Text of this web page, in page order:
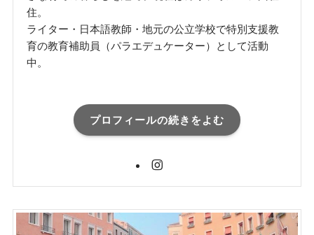
住。
ライター・日本語教師・地元の公立学校で特別支援教
育の教育補助員（パラエデュケーター）として活動
中。
プロフィールの続きをよむ